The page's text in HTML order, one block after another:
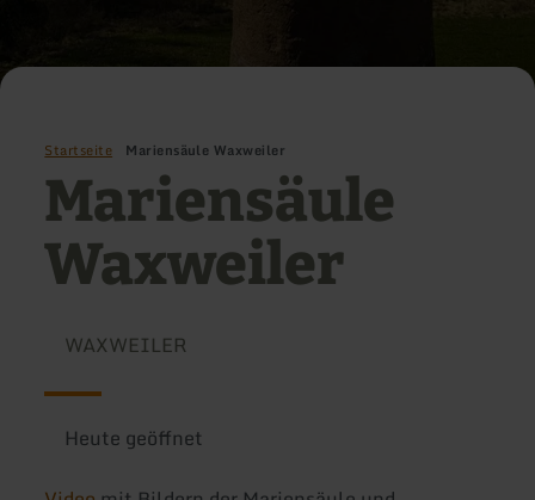
Startseite Mariensäule Waxweiler
Mariensäule
Waxweiler
WAXWEILER
Heute geöffnet